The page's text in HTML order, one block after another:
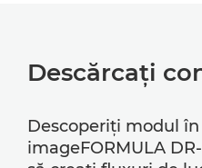
Descărcaţi
Descoperiţi modul în
imageFORMULA